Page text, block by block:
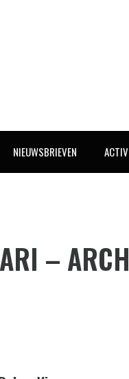
NIEUWSBRIEVEN
–